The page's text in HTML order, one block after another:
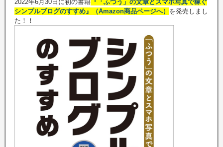
2022年6月30日に初の書籍 『「ふつう」の文章とスマホ写真で稼ぐ
シンプルブログのすすめ』（Amazon商品ページへ） を発売しまし
た！！